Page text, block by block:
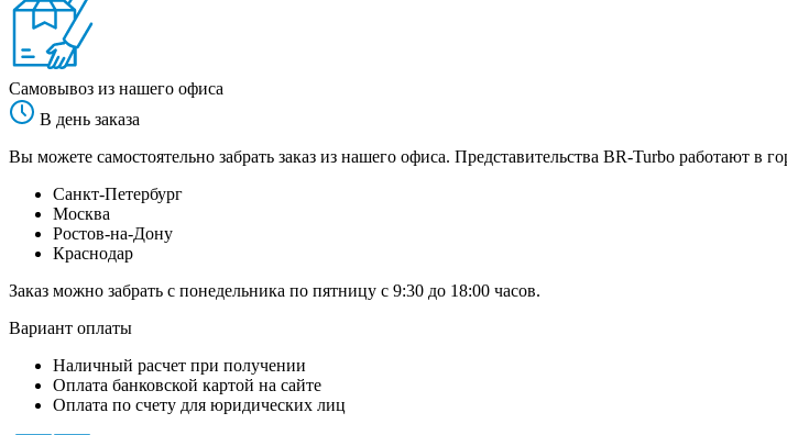
Самовывоз из нашего офиса
В день заказа
Вы можете самостоятельно забрать заказ из нашего офиса. Представительства BR-Turbo работают в
Санкт-Петербург
Москва
Ростов-на-Дону
Краснодар
Заказ можно забрать с понедельника по пятницу с 9:30 до 18:00 часов.
Вариант оплаты
Наличный расчет при получении
Оплата банковской картой на сайте
Оплата по счету для юридических лиц